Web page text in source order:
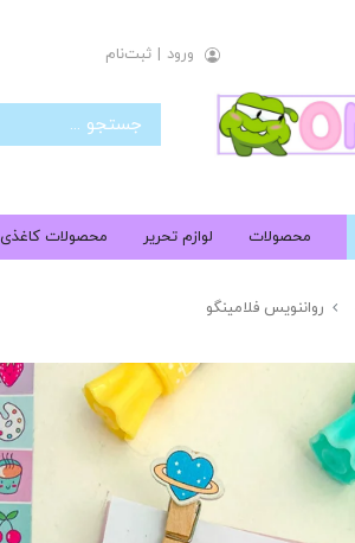
ورود | ثبت‌نام
محصولات لوازم تحریر محصولات کاغذی
رواننویس فلامینگو